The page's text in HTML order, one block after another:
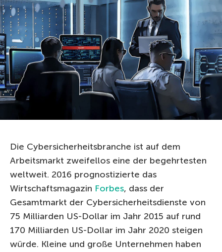
Die Cybersicherheitsbranche ist auf dem
Arbeitsmarkt zweifellos eine der begehrtesten
weltweit. 2016 prognostizierte das
Wirtschaftsmagazin Forbes, dass der
Gesamtmarkt der Cybersicherheitsdienste von
75 Milliarden US-Dollar im Jahr 2015 auf rund
170 Milliarden US-Dollar im Jahr 2020 steigen
würde. Kleine und große Unternehmen haben